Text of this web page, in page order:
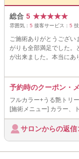
総合 5 ★★★★★
雰囲気： 5 接客サービス： 5
ご施術ありがとうござい
がりも全部満足でした。
が出来ました。本当にあ
予約時のクーポン・
フルカラー+うる艶トリ
[施術メニュー] カラー、
サロンからの返